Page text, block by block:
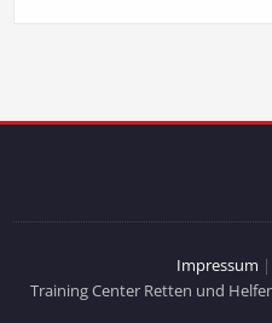
Impressum |
Training Center Retten und